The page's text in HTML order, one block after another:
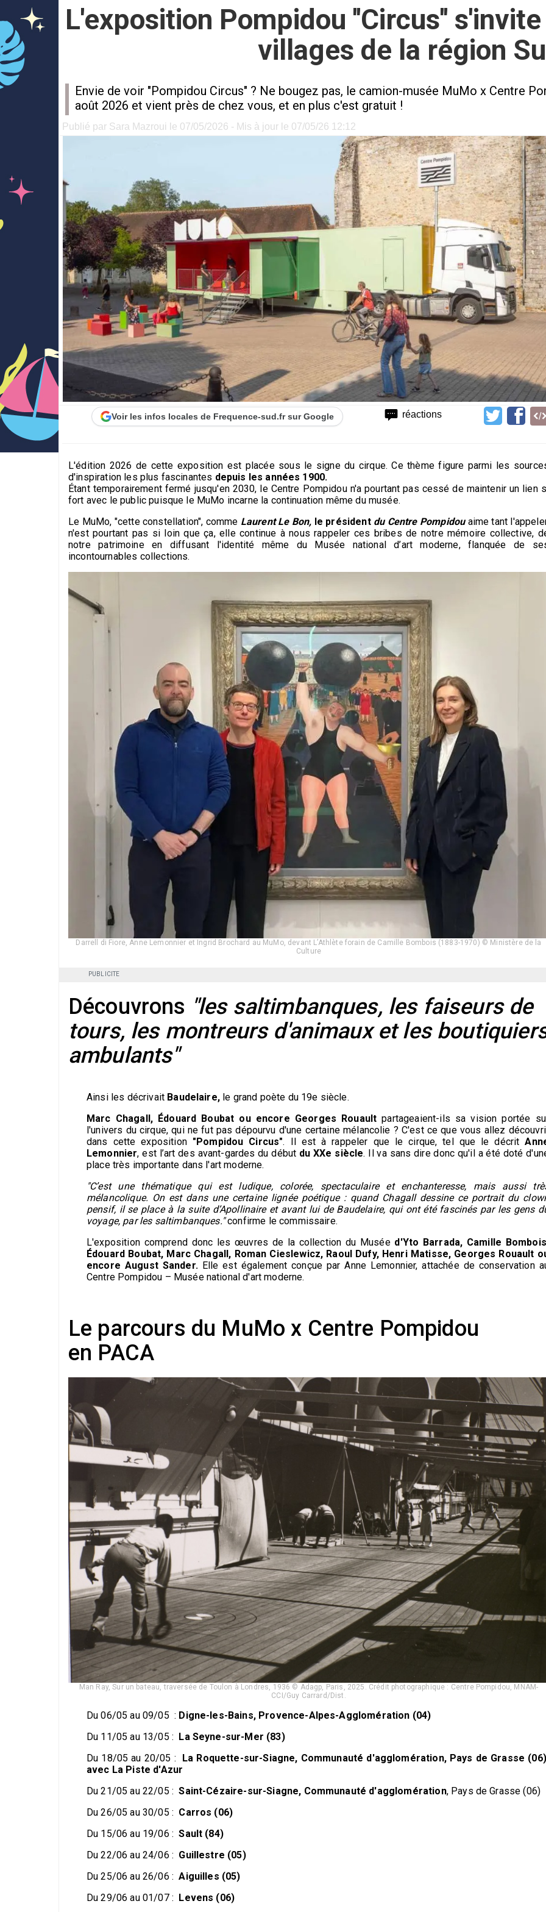
L'exposition Pompidou ''Circus''
villages de la région
Envie de voir "Pompidou Circus" ? Ne bougez pas, le camion-musée MuMo x Centre
août 2026 et vient près de chez vous, et en plus c'est gratuit !
Publié par Sara Mazroui le 07/05/2026 - Mis à jour le 07/05/26 12:12
réactions
Voir les infos locales de Frequence-sud.fr sur Google
L'édition 2026 de cette exposition est placée sous le signe du cirque. Ce thème figure parmi les
d'inspiration les plus fascinantes depuis les années 1900.
Étant temporairement fermé jusqu'en 2030, le Centre Pompidou n'a pourtant pas cessé de maintenir un lien
fort avec le public puisque le MuMo incarne la continuation même du musée.
Le MuMo, "cette constellation", comme Laurent Le Bon, le président du Centre Pompidou aime tant
n'est pourtant pas si loin que ça, elle continue à nous rappeler ces bribes de notre mémoire collective,
notre patrimoine en diffusant l'identité même du Musée national d’art moderne, flanquée de
incontournables collections.
Darrell di Fiore, Anne Lemonnier et Ingrid Brochard au MuMo, devant L’Athlète forain de Camille Bombois (1883-1970) © Ministère de la
Culture
PUBLICITE
Découvrons "les saltimbanques, les faiseurs de
tours, les montreurs d'animaux et les
ambulants"
Ainsi les décrivait Baudelaire,le grand poète du 19e siècle.
Marc Chagall, Édouard Boubat ou encore Georges Rouault partageaient-ils sa vision portée
l'univers du cirque, qui ne fut pas dépourvu d'une certaine mélancolie ? C'est ce que vous allez
dans cette exposition "Pompidou Circus". Il est à rappeler que le cirque, tel que le décrit
Lemonnier, est l’art des avant-gardes du début du XXe siècle. Il va sans dire donc qu'il a été doté
place très importante dans l'art moderne.
"C’est une thématique qui est ludique, colorée, spectaculaire et enchanteresse, mais aussi
mélancolique. On est dans une certaine lignée poétique : quand Chagall dessine ce portrait du
pensif, il se place à la suite d’Apollinaire et avant lui de Baudelaire, qui ont été fascinés par les gens
voyage, par les saltimbanques."confirme le commissaire.
L'exposition comprend donc les œuvres de la collection du Musée d'Yto Barrada, Camille
Édouard Boubat, Marc Chagall, Roman Cieslewicz, Raoul Dufy, Henri Matisse, Georges Rouault
encore August Sander. Elle est également conçue par Anne Lemonnier, attachée de conservation
Centre Pompidou – Musée national d'art moderne.
Le parcours du MuMo x Centre Pompidou
en PACA
Man Ray, Sur un bateau, traversée de Toulon à Londres, 1936 © Adagp, Paris, 2025. Crédit photographique : Centre Pompidou, MNAM-
CCI/Guy Carrard/Dist.
Du 06/05 au 09/05 : Digne-les-Bains, Provence-Alpes-Agglomération (04)
Du 11/05 au 13/05 :
La Seyne-sur-Mer (83)
Du 18/05 au 20/05 :
La Roquette-sur-Siagne, Communauté d'agglomération, Pays de Grasse
avec La Piste d'Azur
Du 21/05 au 22/05 :Saint-Cézaire-sur-Siagne, Communauté d'agglomération, Pays de Grasse (06)
Du 26/05 au 30/05 : Carros (06)
Du 15/06 au 19/06 :Sault (84)
Du 22/06 au 24/06 : Guillestre (05)
Du 25/06 au 26/06 : Aiguilles (05)
Du 29/06 au 01/07 :
Levens (06)